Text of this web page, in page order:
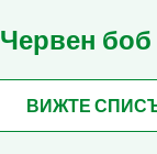
Червен боб
ВИЖТЕ